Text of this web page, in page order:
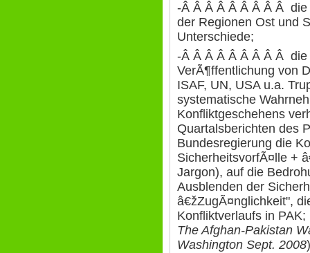
-Â Â Â Â Â Â Â Â Â
der Regionen Ost und
Unterschiede;
-Â Â Â Â Â Â Â Â Â
VerÃ¶ffentlichung von
ISAF, UN, USA u.a.
systematische
Konfliktgeschehens
Quartalsberichten des
Bundesregierung die
SicherheitsvorfÃ¤lle +
Jargon), auf die
Ausblenden der
â€žZugÃ¤nglichkeit",
Konfliktverlaufs in
The Afghan-Pakistan
Washington Sept. 2008)